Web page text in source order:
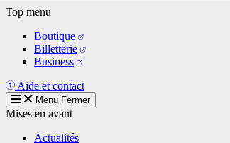
Aller
contenu
principal
Top menu
Boutique
Billetterie
Business
Aide et contact
Menu Fermer
Mises en avant
Actualités